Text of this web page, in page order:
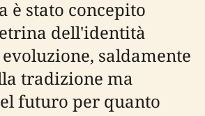
è stato concepito
dell'identità
saldamente
tradizione ma
futuro per quanto